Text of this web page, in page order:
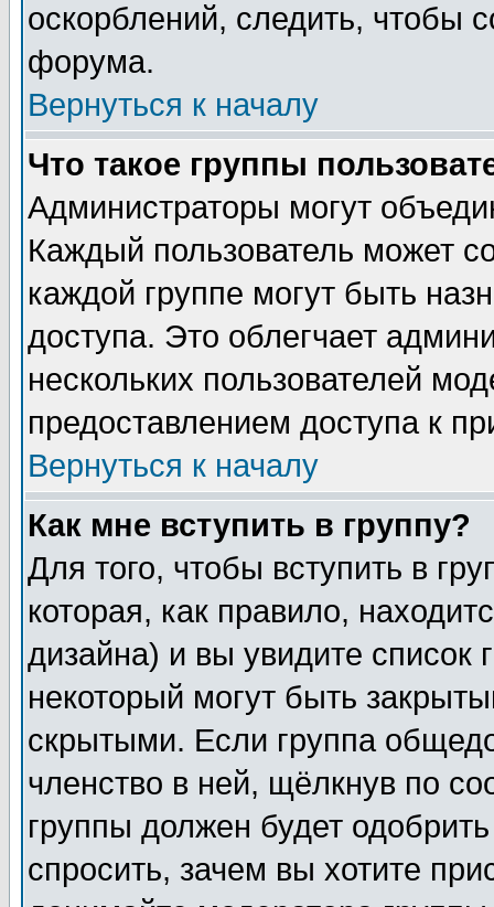
оскорблений, следить, чтобы
форума.
Вернуться к началу
Что такое группы
Администраторы могут
Каждый пользователь может
каждой группе могут быть
доступа. Это облегчает
нескольких пользователей
предоставлением доступа к
Вернуться к началу
Как мне вступить в группу?
Для того, чтобы вступить в
которая, как правило,
дизайна) и вы увидите список
некоторый могут быть
скрытыми. Если группа
членство в ней, щёлкнув по
группы должен будет
спросить, зачем вы хотите